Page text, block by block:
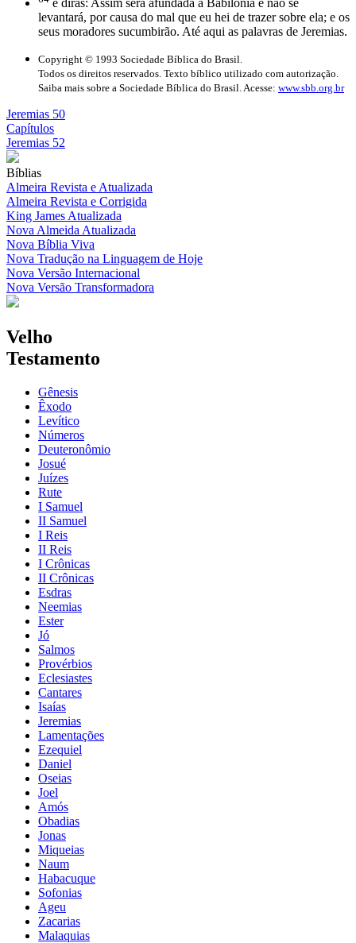
e dirás: Assim será afundada a Babilônia e não se
levantará, por causa do mal que eu hei de trazer sobre ela; e os
seus moradores sucumbirão. Até aqui as palavras de Jeremias.
Copyright © 1993 Sociedade Bíblica do Brasil.
Todos os direitos reservados. Texto bíblico utilizado com autorização.
Saiba mais sobre a Sociedade Bíblica do Brasil. Acesse: www.sbb.org.br
Jeremias 50
Capítulos
Jeremias 52
Bíblias
Almeira Revista e Atualizada
Almeira Revista e Corrigida
King James Atualizada
Nova Almeida Atualizada
Nova Bíblia Viva
Nova Tradução na Linguagem de Hoje
Nova Versão Internacional
Nova Versão Transformadora
Velho
Testamento
Gênesis
Êxodo
Levítico
Números
Deuteronômio
Josué
Juízes
Rute
I Samuel
II Samuel
I Reis
II Reis
I Crônicas
II Crônicas
Esdras
Neemias
Ester
Jó
Salmos
Provérbios
Eclesiastes
Cantares
Isaías
Jeremias
Lamentações
Ezequiel
Daniel
Oseias
Joel
Amós
Obadias
Jonas
Miqueias
Naum
Habacuque
Sofonias
Ageu
Zacarias
Malaquias